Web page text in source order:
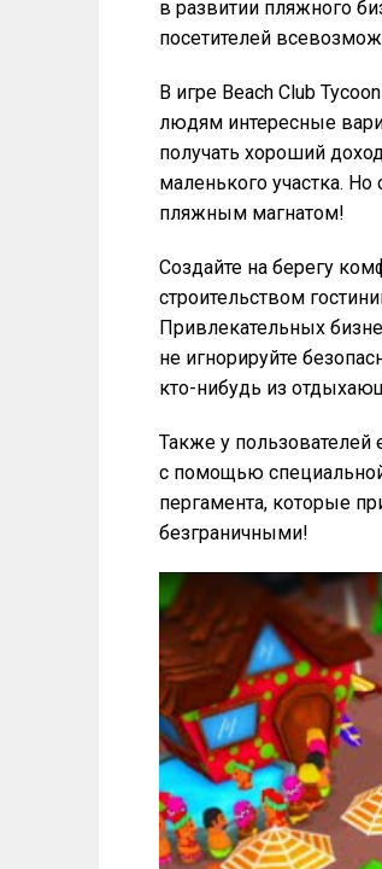
в развитии пляжного
посетителей
В игре Beach Club
людям интересные
получать хороший
маленького участка.
пляжным магнатом!
Создайте на берегу
строительством
Привлекательных
не игнорируйте
кто-нибудь из
Также у
с помощью
пергамента, которые
безграничными!